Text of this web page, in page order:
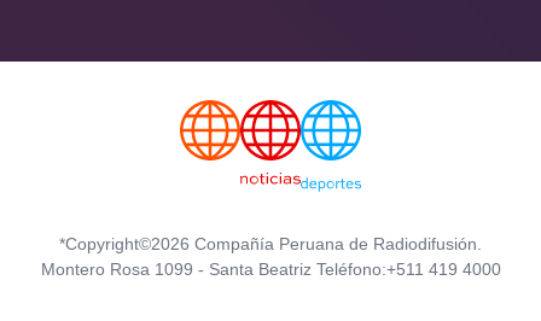
*Copyright©2026 Compañía Peruana de Radiodifusión.
Montero Rosa 1099 - Santa Beatriz Teléfono:+511 419 4000